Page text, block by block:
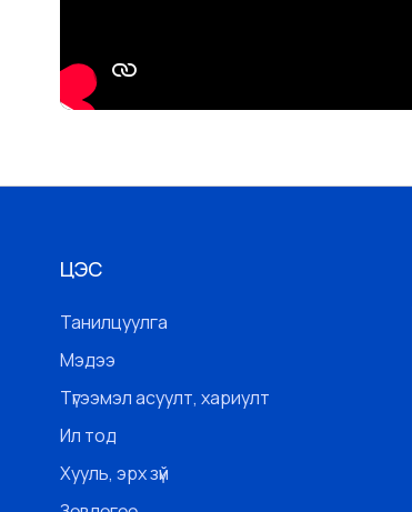
ЦЭС
Танилцуулга
Мэдээ
Түгээмэл асуулт, хариулт
Ил тод
Хууль, эрх зүй